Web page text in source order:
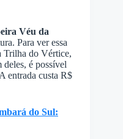
Véu da
Para ver essa
Trilha do Vértice,
é possível
entrada custa R$
á do Sul: